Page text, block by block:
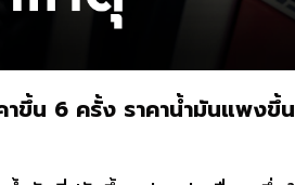
าขึ้น 6 ครั้ง ราคาน้ำมันแพงขึ้น